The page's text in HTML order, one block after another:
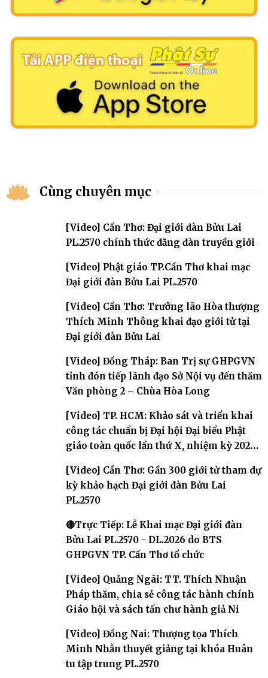
Cùng chuyên mục
[Video] Cần Thơ: Đại giới đàn Bửu Lai
PL.2570 chính thức đăng đàn truyền giới
[Video] Phật giáo TP.Cần Thơ khai mạc
Đại giới đàn Bửu Lai PL.2570
[Video] Cần Thơ: Trưởng lão Hòa thượng
Thích Minh Thông khai đạo giới tử tại
Đại giới đàn Bửu Lai
[Video] Đồng Tháp: Ban Trị sự GHPGVN
tỉnh đón tiếp lãnh đạo Sở Nội vụ đến thăm
Văn phòng 2 – Chùa Hòa Long
[Video] TP. HCM: Khảo sát và triển khai
công tác chuẩn bị Đại hội Đại biểu Phật
giáo toàn quốc lần thứ X, nhiệm kỳ 2026-
[Video] Cần Thơ: Gần 300 giới tử tham dự
kỳ khảo hạch Đại giới đàn Bửu Lai
PL.2570
🔴Trực Tiếp: Lễ Khai mạc Đại giới đàn
Bửu Lai PL.2570 - DL.2026 do BTS
GHPGVN TP. Cần Thơ tổ chức
[Video] Quảng Ngãi: TT. Thích Nhuận
Pháp thăm, chia sẻ công tác hành chính
Giáo hội và sách tấn chư hành giả Ni
[Video] Đồng Nai: Thượng tọa Thích
Minh Nhẫn thuyết giảng tại khóa Huân
tu tập trung PL.2570